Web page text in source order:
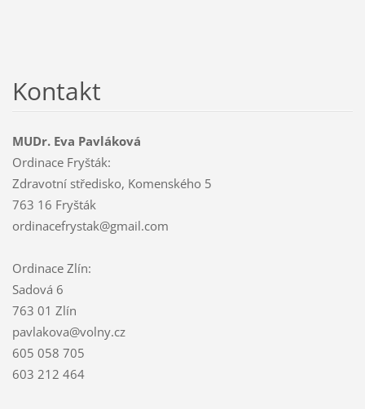
Kontakt
MUDr. Eva Pavláková
Ordinace Fryšták:
Zdravotní středisko, Komenského 5
763 16 Fryšták
ordinacefrystak@gmail.com
Ordinace Zlín:
Sadová 6
763 01 Zlín
pavlakova@volny.cz
605 058 705
603 212 464